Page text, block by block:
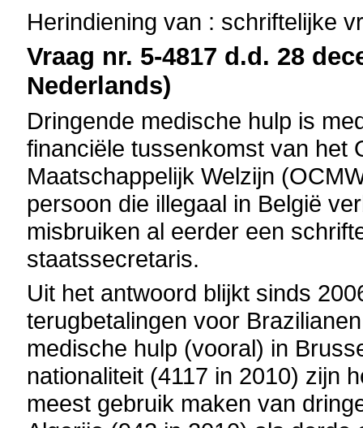
Herindiening van : schriftelijke
Vraag nr. 5-4817 d.d. 28
Nederlands)
Dringende medische hulp is
financiële tussenkomst van het
Maatschappelijk Welzijn
persoon die illegaal in België
misbruiken al eerder een
staatssecretaris.
Uit het antwoord blijkt sinds
terugbetalingen voor
medische hulp (vooral) in
nationaliteit (4117 in 2010) zijn
meest gebruik maken van